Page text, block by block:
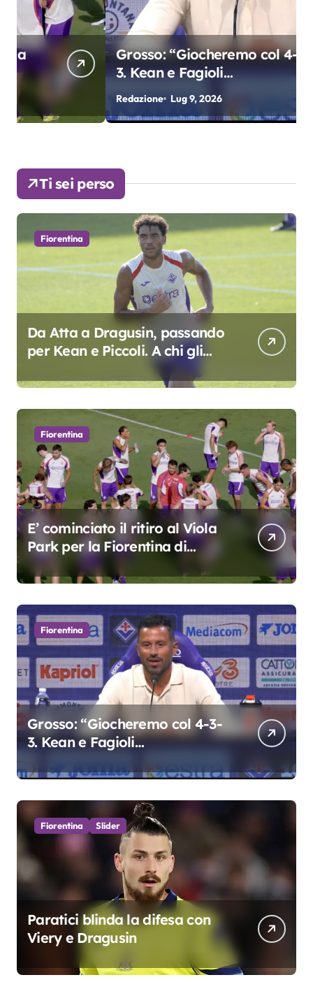
Grosso: “Giocheremo col 4-3-
3. Kean e Fagioli
fondamentali. Atta grande
colpo”
Redazione Lug 9, 2026
Ti sei perso
Fiorentina
Da Atta a Dragusin, passando
per Kean e Piccoli. A chi gli
oscar del precampionato?
Fiorentina
E’ cominciato il ritiro al Viola
Park per la Fiorentina di
Grosso
Fiorentina
Grosso: “Giocheremo col 4-3-
3. Kean e Fagioli
colpo”
Fiorentina Slider
Paratici blinda la difesa con
Viery e Dragusin